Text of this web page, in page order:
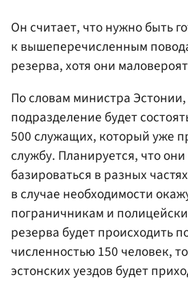
Он считает, что нужно быть
к вышеперечисленным
резерва, хотя они
По словам министра
подразделение будет
500 служащих, который уже
службу. Планируется, что они
базироваться в разных
в случае необходимости
пограничникам и
резерва будет происходить
численностью 150 человек,
эстонских уездов будет